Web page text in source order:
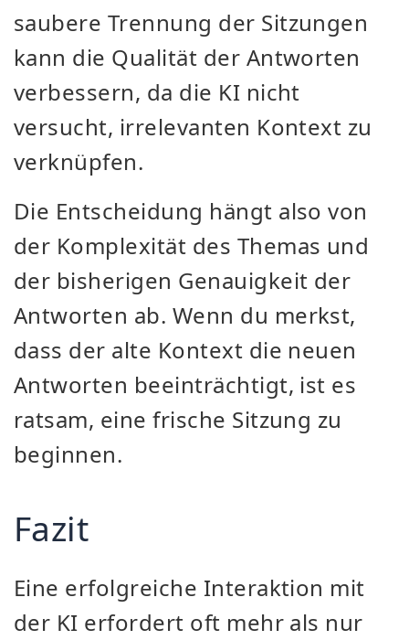
saubere Trennung der Sitzungen
kann die Qualität der Antworten
verbessern, da die KI nicht
versucht, irrelevanten Kontext zu
verknüpfen.
Die Entscheidung hängt also von
der Komplexität des Themas und
der bisherigen Genauigkeit der
Antworten ab. Wenn du merkst,
dass der alte Kontext die neuen
Antworten beeinträchtigt, ist es
ratsam, eine frische Sitzung zu
beginnen.
Fazit
Eine erfolgreiche Interaktion mit
der KI erfordert oft mehr als nur